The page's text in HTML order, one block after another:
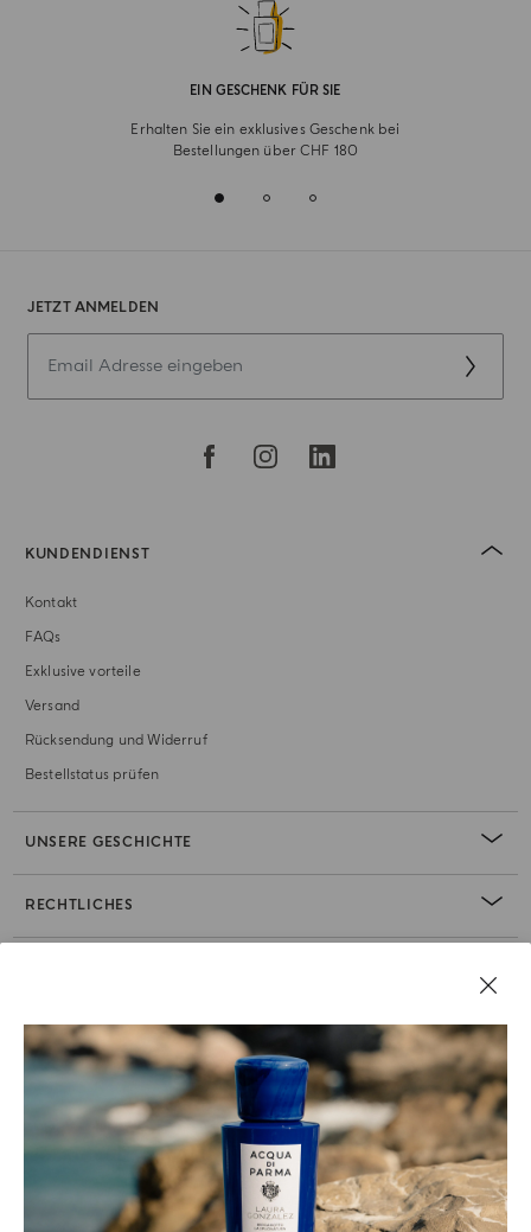
EIN GESCHENK FÜR SIE
Erhalten Sie ein exklusives Geschenk bei
Bestellungen über CHF 180
JETZT ANMELDEN
KUNDENDIENST
Kontakt
FAQs
Exklusive vorteile
Versand
Rücksendung und Widerruf
Bestellstatus prüfen
UNSERE GESCHICHTE
RECHTLICHES